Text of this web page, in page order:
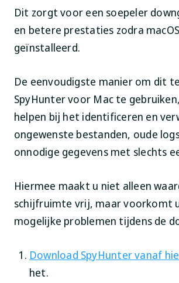
Dit zorgt voor een soepeler
en betere prestaties zodra
geïnstalleerd.
De eenvoudigste manier om dit
SpyHunter voor Mac te
helpen bij het identificeren en
ongewenste bestanden, oude
onnodige gegevens met slechts
Hiermee maakt u niet alleen
schijfruimte vrij, maar voorkomt
mogelijke problemen tijdens de
Download SpyHunter vanaf
het.